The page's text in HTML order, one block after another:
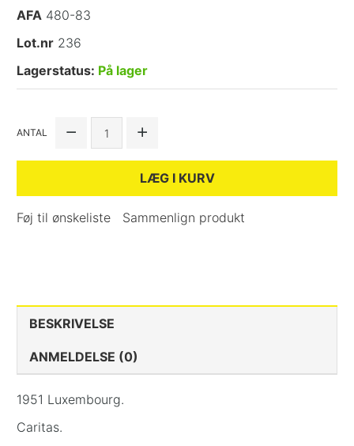
AFA 480-83
Lot.nr 236
Lagerstatus: På lager
ANTAL
LÆG I KURV
Føj til ønskeliste Sammenlign produkt
BESKRIVELSE
ANMELDELSE (0)
1951 Luxembourg.
Caritas.